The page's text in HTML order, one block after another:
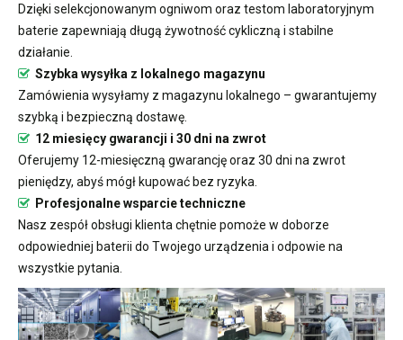
Dzięki selekcjonowanym ogniwom oraz testom laboratoryjnym
baterie zapewniają długą żywotność cykliczną i stabilne
działanie.
Szybka wysyłka z lokalnego magazynu
Zamówienia wysyłamy z magazynu lokalnego – gwarantujemy
szybką i bezpieczną dostawę.
12 miesięcy gwarancji i 30 dni na zwrot
Oferujemy 12-miesięczną gwarancję oraz 30 dni na zwrot
pieniędzy, abyś mógł kupować bez ryzyka.
Profesjonalne wsparcie techniczne
Nasz zespół obsługi klienta chętnie pomoże w doborze
odpowiedniej baterii do Twojego urządzenia i odpowie na
wszystkie pytania.